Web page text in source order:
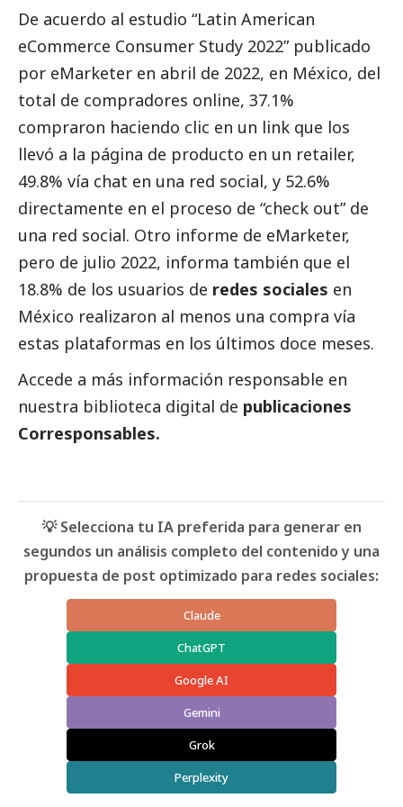
De acuerdo al estudio “Latin American
eCommerce Consumer Study 2022” publicado
por eMarketer en abril de 2022, en México, del
total de compradores online, 37.1%
compraron haciendo clic en un link que los
llevó a la página de producto en un retailer,
49.8% vía chat en una red social, y 52.6%
directamente en el proceso de “check out” de
una red social. Otro informe de eMarketer,
pero de julio 2022, informa también que el
18.8% de los usuarios de redes sociales en
México realizaron al menos una compra vía
estas plataformas en los últimos doce meses.
Accede a más información responsable en
nuestra biblioteca digital de publicaciones
Corresponsables.
💡 Selecciona tu IA preferida para generar en
segundos un análisis completo del contenido y una
propuesta de post optimizado para redes sociales:
Claude
ChatGPT
Google AI
Gemini
Grok
Perplexity